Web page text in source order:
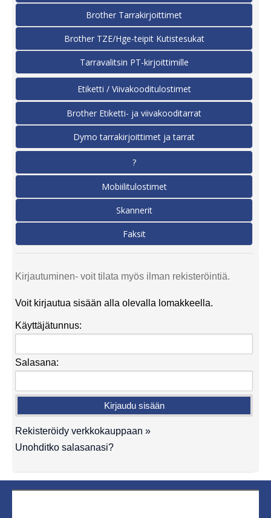
Brother Tarrakirjoittimet
Brother TZE/Hge-teipit Kutistesukat
Tarravalitsin PT-kirjoittimille
Etiketti / Viivakooditulostimet
Brother Etiketti- ja viivakooditarrat
Dymo tarrakirjoittimet ja tarrat
?
Mobiilitulostimet
Skannerit
Faksit
Kirjautuminen- voit tilata myös ilman rekisteröintiä.
Voit kirjautua sisään alla olevalla lomakkeella.
Käyttäjätunnus:
Salasana:
Rekisteröidy verkkokauppaan »
Unohditko salasanasi?